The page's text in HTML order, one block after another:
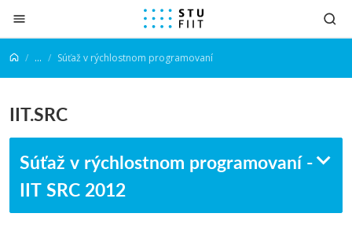
Prejsť na obsah
... Súťaž v rýchlostnom programovaní
IIT.SRC
Súťaž v rýchlostnom programovaní -
IIT SRC 2012